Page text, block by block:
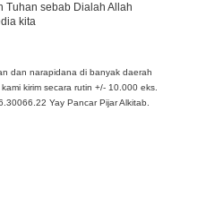
Tuhan sebab Dialah Allah
kita
dan narapidana di banyak daerah
kirim secara rutin +/- 10.000 eks.
Yay Pancar Pijar Alkitab.